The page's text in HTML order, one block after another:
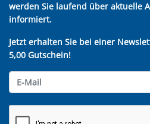
werden Sie laufend über aktuelle
informiert.
Jetzt erhalten Sie bei einer
5,00 Gutschein!